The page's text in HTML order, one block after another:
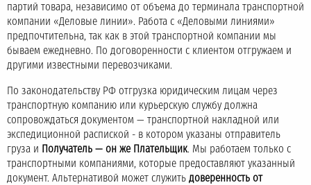
партий товара, независимо от объема до терминала транспортной
компании «Деловые линии». Работа с «Деловыми линиями»
предпочтительна, так как в этой транспортной компании мы
бываем ежедневно. По договоренности с клиентом отгружаем и
другими известными перевозчиками.
По законодательству РФ отгрузка юридическим лицам через
транспортную компанию или курьерскую службу должна
сопровождаться документом — транспортной накладной или
экспедиционной распиской - в котором указаны отправитель
груза и Получатель — он же Плательщик. Мы работаем только с
транспортными компаниями, которые предоставляют указанный
документ. Альтернативой может служить доверенность от